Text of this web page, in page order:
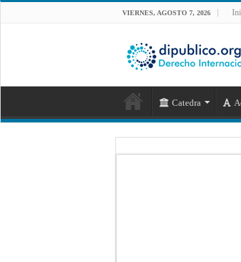
VIERNES, AGOSTO 7, 2026
Catedra